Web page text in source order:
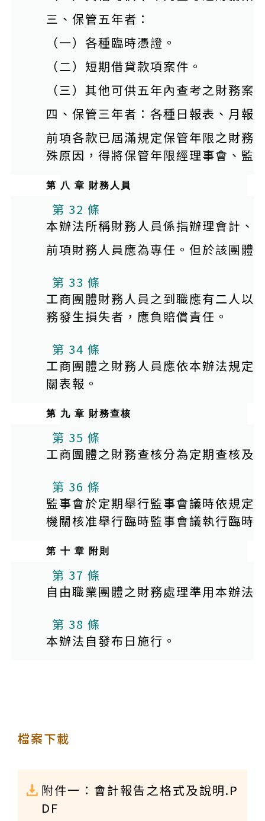
三、保管五年者：
（一）各種臨時憑證。
（二）短期借貸款項案件。
（三）其他可供五年內查考之財務案
四、保管三年者：各種日報表、月報
前項各款已屆滿規定保管年限之財務
殊原因，得將保管年限經理事會、監
第 八 章 財務人員
第 32 條
本辦法所稱財務人員係指辦理會計、
前項財務人員應為專任。但於該團體
第 33 條
工商團體財務人員之到職應有二人以
務發生損失者，應負賠償責任。
第 34 條
工商團體之財務人員應依本辦法規定
關表報。
第 九 章 財務查核
第 35 條
工商團體之財務查核分為定期查核及
第 36 條
監事會於定期舉行監事會議時依規定
機關核准舉行臨時監事會議執行臨時
第 十 章 附則
第 37 條
自由職業團體之財務處理準用本辦法
第 38 條
本辦法自發布日施行。
檔案下載
附件一：會計報告之格式及說明.P
DF